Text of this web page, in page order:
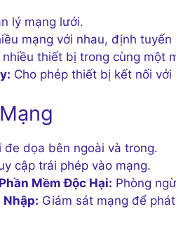
lý mạng lưới.
mạng với nhau, định
nhiều thiết bị trong cùng một
Cho phép thiết bị kết nối với
đe dọa bên ngoài và trong.
cập trái phép vào mạng.
Mềm Độc Hại: Phòng
Nhập: Giám sát mạng để